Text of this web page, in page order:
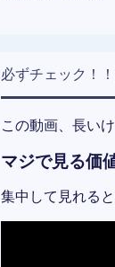
必ずチェック！
この動画、長い
マジで見る価
集中して見れる